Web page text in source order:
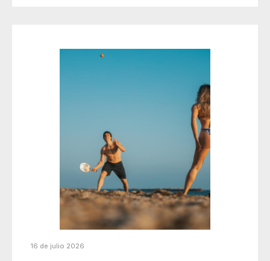
16 de julio 2026